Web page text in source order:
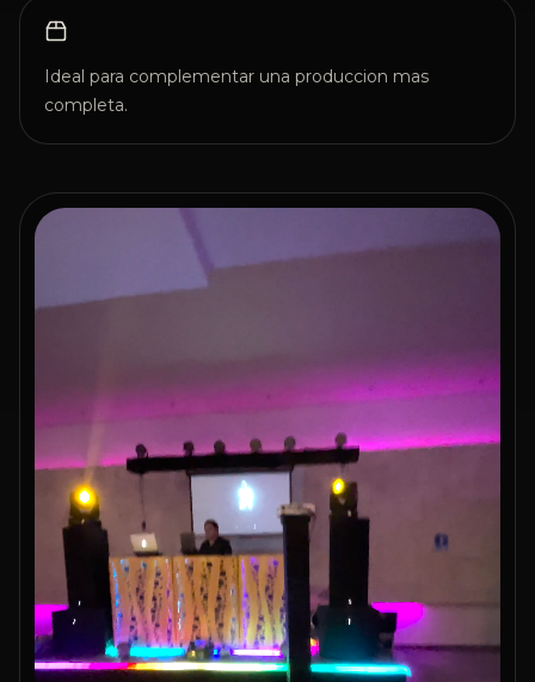
Ideal para complementar una produccion mas
completa.